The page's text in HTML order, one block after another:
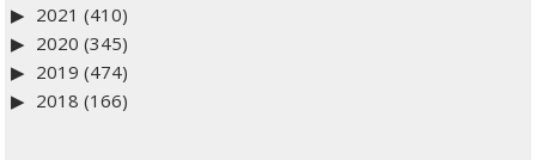
2021 (410)
2020 (345)
2019 (474)
2018 (166)